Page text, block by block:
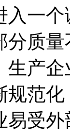
入一
分质
生产
规范
易受